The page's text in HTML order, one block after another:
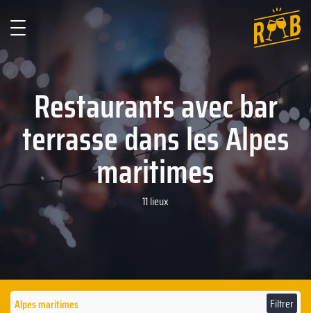
Restaurants avec bar
terrasse dans les Alpes
maritimes
11 lieux
Filtrer